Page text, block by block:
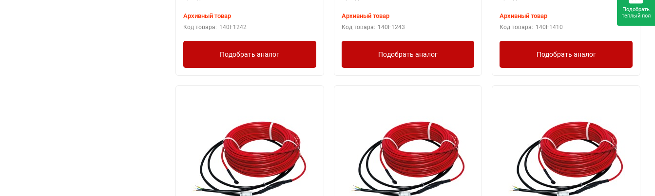
Архивный товар
Код товара: 140F1242
Подобрать аналог
Архивный товар
Код товара: 140F1243
Подобрать аналог
Архивный товар
Код товара: 140F1410
Подобрать аналог
Подобрать
теплый пол